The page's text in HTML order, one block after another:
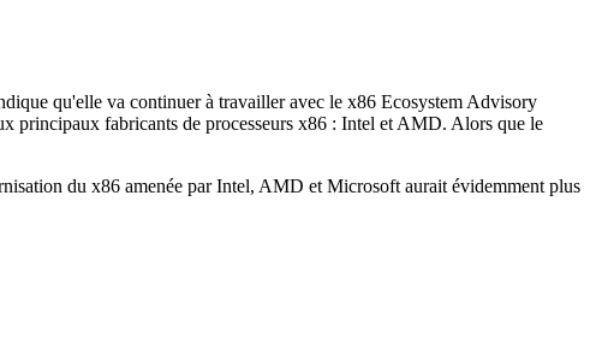
qu'elle va continuer à travailler avec le x86 Ecosystem Advisory
principaux fabricants de processeurs x86 : Intel et AMD. Alors que le
du x86 amenée par Intel, AMD et Microsoft aurait évidemment plus